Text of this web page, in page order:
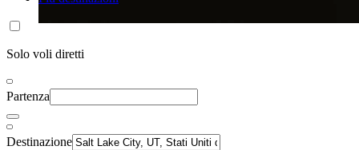
Solo voli diretti
Partenza
Destinazione